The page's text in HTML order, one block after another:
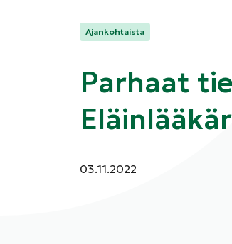
Kategoriat:
Ajankohtaista
Parhaat
Julkaistu:
03.11.2022